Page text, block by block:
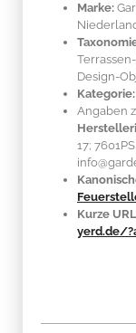
Marke:
Design-
Kategorie:
Angaben
17;
Kurze
yerd.de/